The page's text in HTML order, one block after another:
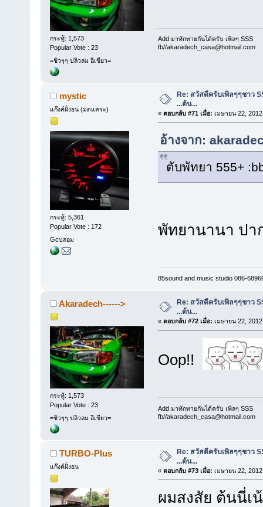
กระทู้: 1,573
Popular Vote : 23
=ชิวๆๆ ปลิวลม อีเขียว=
Add มาทักทายกันได้ครับ เพิลๆ SSS
fb//akaradech_casa@hotmail.com
mystic
แก๊งค์ฝั่งธน (มดแคระ)
กระทู้: 5,361
Popular Vote : 172
Gcปลอม
Re: สวัสดีครับเพิลๆๆชาว
...ต้น...
« ตอบกลับ #71 เมื่อ: เมษายน 22,
อ้างจาก:
ตับพัทยา 555+
พัทยานานา ป
85sound and music studio 086-
Akaradech------>
กระทู้: 1,573
Popular Vote : 23
=ชิวๆๆ ปลิวลม อีเขียว=
Re: สวัสดีครับเพิลๆๆชาว
...ต้น...
« ตอบกลับ #72 เมื่อ: เมษายน 22,
Oop!!
Add มาทักทายกันได้ครับ เพิลๆ SSS
fb//akaradech_casa@hotmail.com
TURBO-Plus
แก๊งค์ฝั่งธน
Re: สวัสดีครับเพิลๆๆชาว
...ต้น...
« ตอบกลับ #73 เมื่อ: เมษายน 22,
ผมสงสัย ต้นนี่